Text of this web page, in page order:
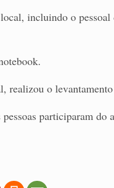
incluindo o
realizou o
participaram do